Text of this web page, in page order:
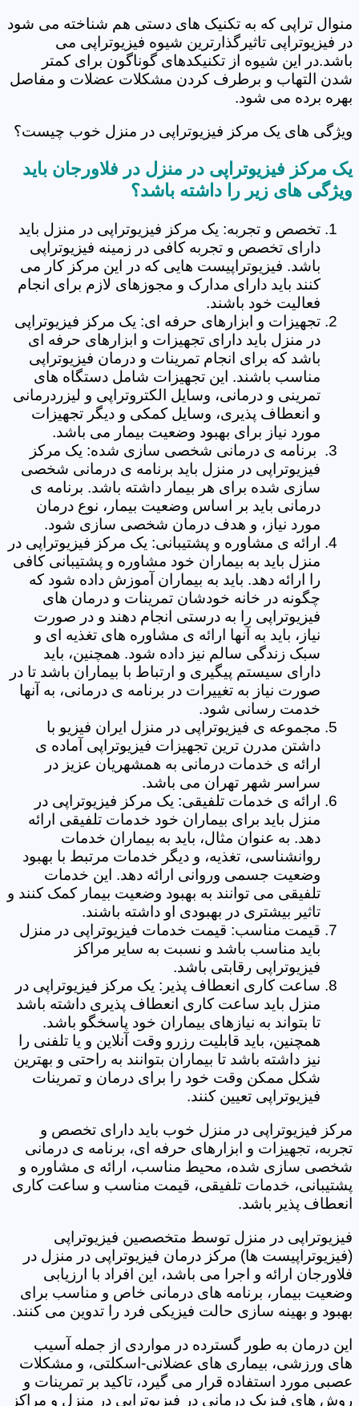
منوال تراپی که به تکنیک های دستی هم شناخته می شود
در فیزیوتراپی تاثیرگذارترین شیوه فیزیوتراپی می
باشد.در این شیوه از تکنیکدهای گوناگون برای کمتر
شدن التهاب و برطرف کردن مشکلات عضلات و مفاصل
بهره برده می شود.
ویژگی های یک مرکز فیزیوتراپی در منزل خوب چیست؟
یک مرکز فیزیوتراپی در منزل در فلاورجان باید
ویژگی های زیر را داشته باشد؟
تخصص و تجربه: یک مرکز فیزیوتراپی در منزل باید
دارای تخصص و تجربه کافی در زمینه فیزیوتراپی
باشد. فیزیوتراپیست هایی که در این مرکز کار می
کنند باید دارای مدارک و مجوزهای لازم برای انجام
فعالیت خود باشند.
تجهیزات و ابزارهای حرفه ای: یک مرکز فیزیوتراپی
در منزل باید دارای تجهیزات و ابزارهای حرفه ای
باشد که برای انجام تمرینات و درمان فیزیوتراپی
مناسب باشند. این تجهیزات شامل دستگاه های
تمرینی و درمانی، وسایل الکتروتراپی و لیزردرمانی
و انعطاف پذیری، وسایل کمکی و دیگر تجهیزات
مورد نیاز برای بهبود وضعیت بیمار می باشد.
برنامه ی درمانی شخصی سازی شده: یک مرکز
فیزیوتراپی در منزل باید برنامه ی درمانی شخصی
سازی شده برای هر بیمار داشته باشد. برنامه ی
درمانی باید بر اساس وضعیت بیمار، نوع درمان
مورد نیاز، و هدف درمان شخصی سازی شود.
ارائه ی مشاوره و پشتیبانی: یک مرکز فیزیوتراپی در
منزل باید به بیماران خود مشاوره و پشتیبانی کافی
را ارائه دهد. باید به بیماران آموزش داده شود که
چگونه در خانه خودشان تمرینات و درمان های
فیزیوتراپی را به درستی انجام دهند و در صورت
نیاز، باید به آنها ارائه ی مشاوره های تغذیه ای و
سبک زندگی سالم نیز داده شود. همچنین، باید
دارای سیستم پیگیری و ارتباط با بیماران باشد تا در
صورت نیاز به تغییرات در برنامه ی درمانی، به آنها
خدمت رسانی شود.
مجموعه ی فیزیوتراپی در منزل ایران فیزیو با
داشتن مدرن ترین تجهیزات فیزیوتراپی آماده ی
ارائه ی خدمات درمانی به همشهریان عزیز در
سراسر شهر تهران می باشد.
ارائه ی خدمات تلفیقی: یک مرکز فیزیوتراپی در
منزل باید برای بیماران خود خدمات تلفیقی ارائه
دهد. به عنوان مثال، باید به بیماران خدمات
روانشناسی، تغذیه، و دیگر خدمات مرتبط با بهبود
وضعیت جسمی وروانی ارائه دهد. این خدمات
تلفیقی می توانند به بهبود وضعیت بیمار کمک کنند و
تاثیر بیشتری در بهبودی او داشته باشند.
قیمت مناسب: قیمت خدمات فیزیوتراپی در منزل
باید مناسب باشد و نسبت به سایر مراکز
فیزیوتراپی رقابتی باشد.
ساعت کاری انعطاف پذیر: یک مرکز فیزیوتراپی در
منزل باید ساعت کاری انعطاف پذیری داشته باشد
تا بتواند به نیازهای بیماران خود پاسخگو باشد.
همچنین، باید قابلیت رزرو وقت آنلاین و یا تلفنی را
نیز داشته باشد تا بیماران بتوانند به راحتی و بهترین
شکل ممکن وقت خود را برای درمان و تمرینات
فیزیوتراپی تعیین کنند.
مرکز فیزیوتراپی در منزل خوب باید دارای تخصص و
تجربه، تجهیزات و ابزارهای حرفه ای، برنامه ی درمانی
شخصی سازی شده، محیط مناسب، ارائه ی مشاوره و
پشتیبانی، خدمات تلفیقی، قیمت مناسب و ساعت کاری
انعطاف پذیر باشد.
فیزیوتراپی در منزل توسط متخصصین فیزیوتراپی
(فیزیوتراپیست ها) مرکز درمان فیزیوتراپی در منزل در
فلاورجان ارائه و اجرا می باشد، این افراد با ارزیابی
وضعیت بیمار، برنامه های درمانی خاص و مناسب برای
بهبود و بهینه سازی حالت فیزیکی فرد را تدوین می کنند.
این درمان به طور گسترده در مواردی از جمله آسیب
های ورزشی، بیماری های عضلانی-اسکلتی، و مشکلات
عصبی مورد استفاده قرار می گیرد، تاکید بر تمرینات و
روش های فیزیک درمانی در فیزیوتراپی در منزل و مراکز